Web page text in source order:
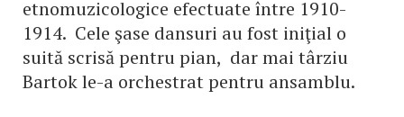
etnomuzicologice efectuate între 1910-
1914. Cele şase dansuri au fost iniţial o
suită scrisă pentru pian, dar mai târziu
Bartok le-a orchestrat pentru ansamblu.